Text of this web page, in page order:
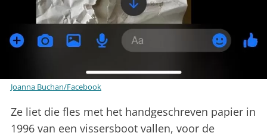
Joanna Buchan/Facebook
Ze liet die fles met het handgeschreven papier in
1996 van een vissersboot vallen, voor de